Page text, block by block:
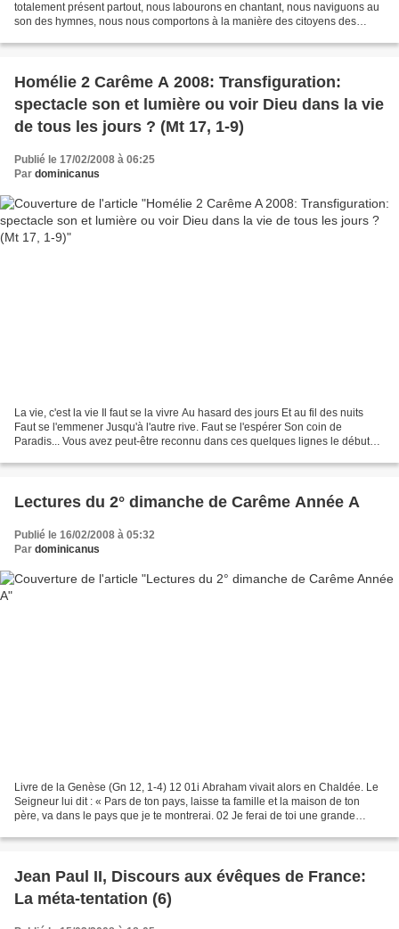
totalement présent partout, nous labourons en chantant, nous naviguons au
son des hymnes, nous nous comportons à la manière des citoyens des
Homélie 2 Carême A 2008: Transfiguration:
spectacle son et lumière ou voir Dieu dans la vie
de tous les jours ? (Mt 17, 1-9)
Publié le 17/02/2008 à 06:25
Par dominicanus
La vie, c'est la vie Il faut se la vivre Au hasard des jours Et au fil des nuits
Faut se l'emmener Jusqu'à l'autre rive. Faut se l'espérer Son coin de
Paradis... Vous avez peut-être reconnu dans ces quelques lignes le début
Lectures du 2° dimanche de Carême Année A
Publié le 16/02/2008 à 05:32
Par dominicanus
Livre de la Genèse (Gn 12, 1-4) 12 01i Abraham vivait alors en Chaldée. Le
Seigneur lui dit : « Pars de ton pays, laisse ta famille et la maison de ton
père, va dans le pays que je te montrerai. 02 Je ferai de toi une grande
Jean Paul II, Discours aux évêques de France:
La méta-tentation (6)